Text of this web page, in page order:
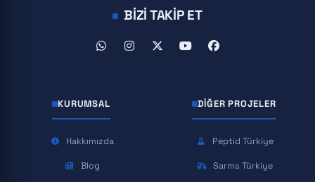
BIZI TAKIP ET
KURUMSAL
Hakkımızda
Blog
DIĞER PROJELER
Peptid Türkiye
Sarms Türkiye